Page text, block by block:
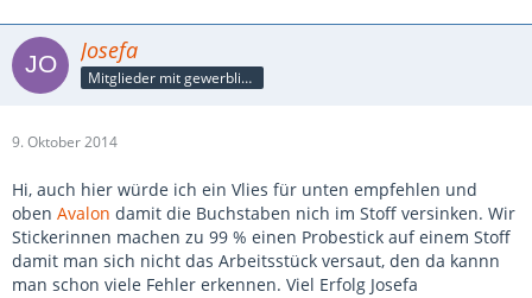
Josefa
Mitglieder mit gewerblicher Verbindung, auch als Mitarbeiter/in
9. Oktober 2014
Hi, auch hier würde ich ein Vlies für unten empfehlen und
oben Avalon damit die Buchstaben nich im Stoff versinken. Wir
Stickerinnen machen zu 99 % einen Probestick auf einem Stoff
damit man sich nicht das Arbeitsstück versaut, den da kannn
man schon viele Fehler erkennen. Viel Erfolg Josefa